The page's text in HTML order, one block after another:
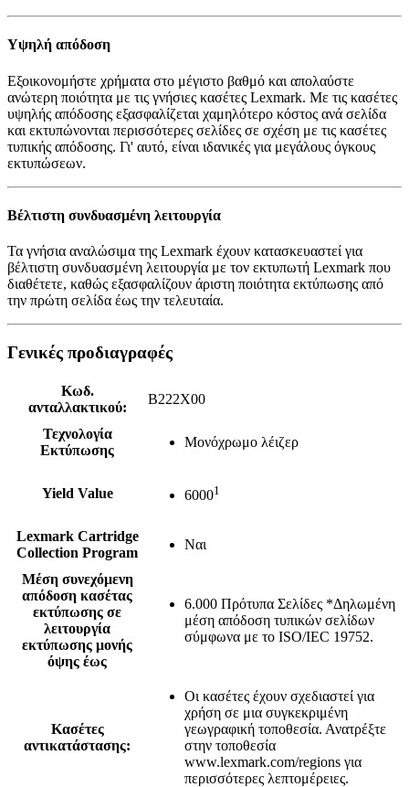
Υψηλή απόδοση
Εξοικονομήστε χρήματα στο μέγιστο βαθμό και απολαύστε
ανώτερη ποιότητα με τις γνήσιες κασέτες Lexmark. Με τις κασέτες
υψηλής απόδοσης εξασφαλίζεται χαμηλότερο κόστος ανά σελίδα
και εκτυπώνονται περισσότερες σελίδες σε σχέση με τις κασέτες
τυπικής απόδοσης. Γι' αυτό, είναι ιδανικές για μεγάλους όγκους
εκτυπώσεων.
Βέλτιστη συνδυασμένη λειτουργία
Τα γνήσια αναλώσιμα της Lexmark έχουν κατασκευαστεί για
βέλτιστη συνδυασμένη λειτουργία με τον εκτυπωτή Lexmark που
διαθέτετε, καθώς εξασφαλίζουν άριστη ποιότητα εκτύπωσης από
την πρώτη σελίδα έως την τελευταία.
Γενικές προδιαγραφές
Κωδ.
ανταλλακτικού:
B222X00
Τεχνολογία
Εκτύπωσης
Μονόχρωμο λέιζερ
Yield Value 60001
Lexmark Cartridge
Collection Program
Ναι
Μέση συνεχόμενη
απόδοση κασέτας
εκτύπωσης σε
λειτουργία
εκτύπωσης μονής
όψης έως
6.000 Πρότυπα Σελίδες *Δηλωμένη
μέση απόδοση τυπικών σελίδων
σύμφωνα με το ISO/IEC 19752.
Κασέτες
αντικατάστασης:
Οι κασέτες έχουν σχεδιαστεί για
χρήση σε μια συγκεκριμένη
γεωγραφική τοποθεσία. Ανατρέξτε
στην τοποθεσία
www.lexmark.com/regions για
περισσότερες λεπτομέρειες.